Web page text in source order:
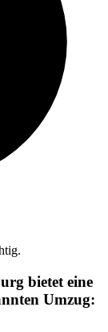
bietet eine
Umzug: